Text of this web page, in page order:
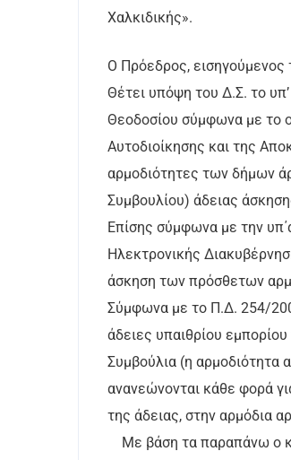
Χαλκιδικής».
Ο Πρόεδρος, εισηγούμενος
Θέτει υπόψη του Δ.Σ. το
Θεοδοσίου σύμφωνα με το
Αυτοδιοίκησης και της
αρμοδιότητες των δήμων
Συμβουλίου) άδειας
Επίσης σύμφωνα με την
Ηλεκτρονικής
άσκηση των πρόσθετων
Σύμφωνα με το Π.Δ. 254/
άδειες υπαιθρίου
Συμβούλια (η αρμοδιότητα
ανανεώνονται κάθε φορά
της άδειας, στην αρμόδια
Με βάση τα παραπάνω ο κ.